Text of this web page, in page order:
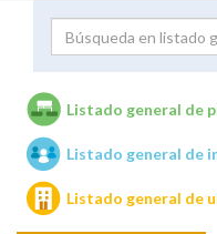
Unidades de
Listado general de
Listado general de
Listado general de